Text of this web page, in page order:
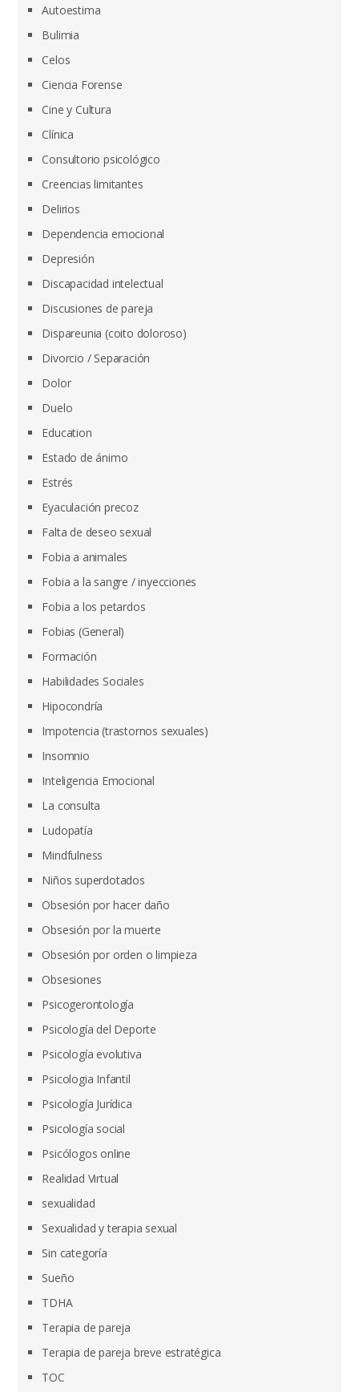
Autoestima
Bulimia
Celos
Ciencia Forense
Cine y Cultura
Clínica
Consultorio psicológico
Creencias limitantes
Delirios
Dependencia emocional
Depresión
Discapacidad intelectual
Discusiones de pareja
Dispareunia (coito doloroso)
Divorcio / Separación
Dolor
Duelo
Education
Estado de ánimo
Estrés
Eyaculación precoz
Falta de deseo sexual
Fobia a animales
Fobia a la sangre / inyecciones
Fobia a los petardos
Fobias (General)
Formación
Habilidades Sociales
Hipocondría
Impotencia (trastornos sexuales)
Insomnio
Inteligencia Emocional
La consulta
Ludopatía
Mindfulness
Niños superdotados
Obsesión por hacer daño
Obsesión por la muerte
Obsesión por orden o limpieza
Obsesiones
Psicogerontología
Psicología del Deporte
Psicología evolutiva
Psicologia Infantil
Psicología Jurídica
Psicología social
Psicólogos online
Realidad Virtual
sexualidad
Sexualidad y terapia sexual
Sin categoría
Sueño
TDHA
Terapia de pareja
Terapia de pareja breve estratégica
TOC